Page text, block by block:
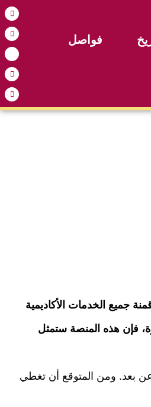
فواصل
الخدمات الأكاديمية
فإن هذه المنصة ستمثل
بعد. ومن المتوقع أن تغطي